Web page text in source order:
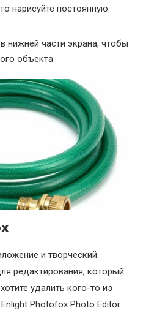
нарисуйте постоянную
нижней части экрана, чтобы
объекта
и творческий
редактирования, который
удалить кого-то из
Photofox Photo Editor